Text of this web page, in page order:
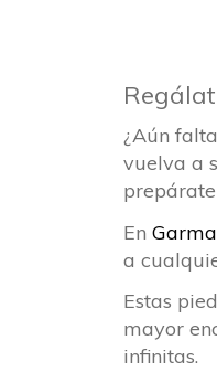
¿Aún
vuelva a
En
a
Estas
mayor
infinitas.